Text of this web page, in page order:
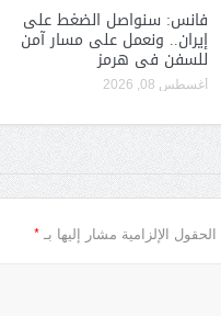
فانس: سنواصل الضغط على
إيران.. ونعمل على مسار آمن
للسفن فى هرمز
أغسطس 08, 2026
الحقول الإلزامية مشار إليها بـ *